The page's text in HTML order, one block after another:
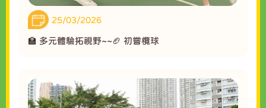
25/03/2026
🏫 多元體驗拓視野~~🏈 初嘗欖球